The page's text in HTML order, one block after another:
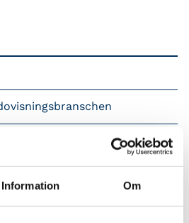
Information Om